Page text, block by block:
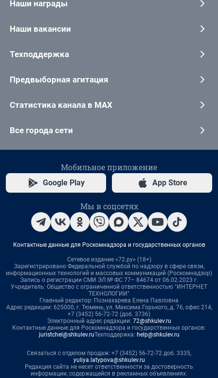
Наши награды
Наши вакансии
Техподдержка
Предвыборная агитация
Статистика канала в MAX
Все города сети
Мобильное приложение
Google Play App Store
Мы в соцсетях
Контактные данные для Роскомнадзора и государственных органов
Сетевое издание «72.ру» (18+)
Зарегистрировано Федеральной службой по надзору в сфере связи,
информационных технологий и массовых коммуникаций (Роскомнадзор)
Запись о регистрации СМИ ЭЛ № ФС 77– 84674 от 06.02.2023 г.
Учредитель: Общество с ограниченной ответственностью "ИНТЕРНЕТ
ТЕХНОЛОГИИ"
Главный редактор: Познахарева Елена Павловна
Адрес редакции: 625000, г. Тюмень, ул. Максима Горького, д. 76, офис 214,
+7 (3452) 56-72-72 (доб. 3736)
Электронный адрес редакции: 72@shkulev.ru
Контактные данные для Роскомнадзора и государственных органов:
juristchel@shkulev.ruТехподдержка: help@shkulev.ru
Связаться с отделом продаж: +7 (3452) 56-72-72 доб. 3335,
yuliya.latypova@shkulev.ru
Редакция сайта не несет ответственности за достоверность
информации, содержащейся в рекламных объявлениях.